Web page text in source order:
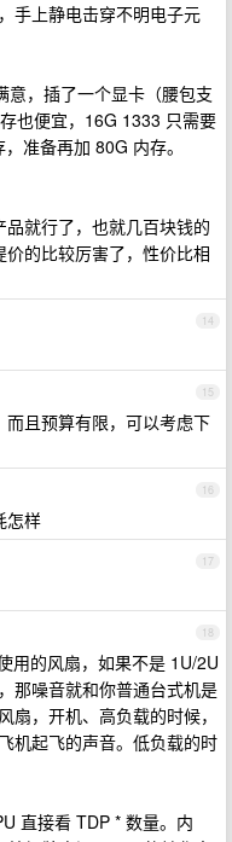
手上静电击穿不明电子元
，插了一个显卡（腰包支
也便宜，16G 1333 只需要
准备再加 80G 内存。
就行了，也就几百块钱的
的比较厉害了，性价比相
14
15
且预算有限，可以考虑下
16
怎样
17
18
用的风扇，如果不是 1U/2U
那噪音就和你普通台式机是
，开机、高负载的时候，
机起飞的声音。低负载的时
直接看 TDP * 数量。内